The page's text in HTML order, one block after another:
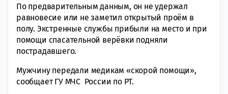
По предварительным данным, он не удержал
равновесие или не заметил открытый проём в
полу. Экстренные службы прибыли на место и при
помощи спасательной верёвки подняли
пострадавшего.
Мужчину передали медикам «скорой помощи»,
сообщает ГУ МЧС России по РТ.